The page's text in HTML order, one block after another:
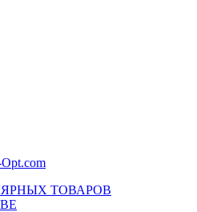
Opt.com
ТОВАРОВ